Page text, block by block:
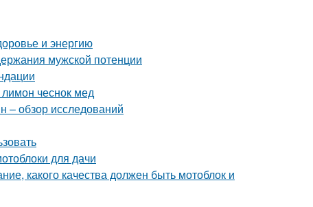
и энергию
мужской потенции
чеснок мед
– обзор исследований
для дачи
какого качества должен быть мотоблок и